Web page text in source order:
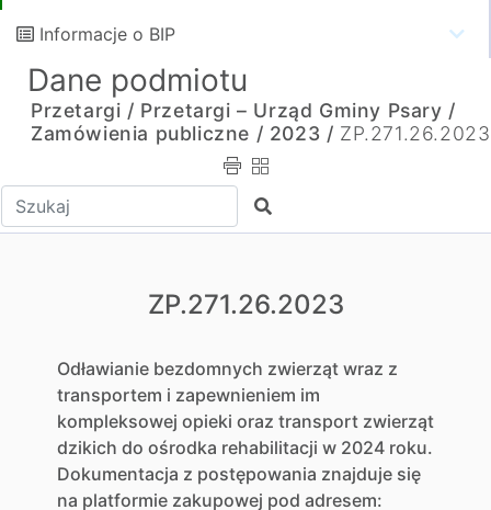
Informacje o BIP
Dane podmiotu
Przetargi / Przetargi – Urząd Gminy Psary /
Zamówienia publiczne / 2023 / ZP.271.26.2023
Wpisz tekst do wyszukania Szukaj
ZP.271.26.2023
Odławianie bezdomnych zwierząt wraz z
transportem i zapewnieniem im
kompleksowej opieki oraz transport zwierząt
dzikich do ośrodka rehabilitacji w 2024 roku.
Dokumentacja z postępowania znajduje się
na platformie zakupowej pod adresem: